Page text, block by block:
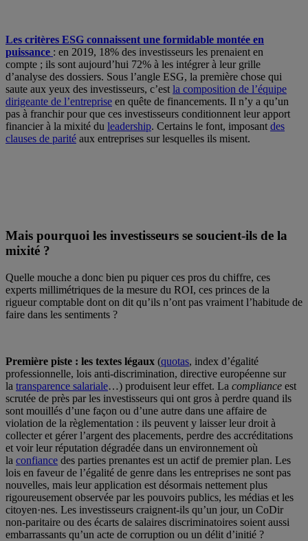
Les critères ESG connaissent une formidable montée en
puissance : en 2019, 18% des investisseurs les prenaient en
compte ; ils sont aujourd’hui 72% à les intégrer à leur grille
d’analyse des dossiers. Sous l’angle ESG, la première chose qui
saute aux yeux des investisseurs, c’est la composition de l’équipe
dirigeante de l’entreprise en quête de financements. Il n’y a qu’un
pas à franchir pour que ces investisseurs conditionnent leur apport
financier à la mixité du leadership. Certains le font, imposant des
clauses de parité aux entreprises sur lesquelles ils misent.
Mais pourquoi les investisseurs se soucient-ils de la
mixité ?
Quelle mouche a donc bien pu piquer ces pros du chiffre, ces
experts millimétriques de la mesure du ROI, ces princes de la
rigueur comptable dont on dit qu’ils n’ont pas vraiment l’habitude de
faire dans les sentiments ?
Première piste : les textes légaux (quotas, index d’égalité
professionnelle, lois anti-discrimination, directive européenne sur
la transparence salariale…) produisent leur effet. La compliance est
scrutée de près par les investisseurs qui ont gros à perdre quand ils
sont mouillés d’une façon ou d’une autre dans une affaire de
violation de la règlementation : ils peuvent y laisser leur droit à
collecter et gérer l’argent des placements, perdre des accréditations
et voir leur réputation dégradée dans un environnement où
la confiance des parties prenantes est un actif de premier plan. Les
lois en faveur de l’égalité de genre dans les entreprises ne sont pas
nouvelles, mais leur application est désormais nettement plus
rigoureusement observée par les pouvoirs publics, les médias et les
citoyen·nes. Les investisseurs craignent-ils qu’un jour, un CoDir
non-paritaire ou des écarts de salaires discriminatoires soient aussi
embarrassants qu’un acte de corruption ou un délit d’initié ?